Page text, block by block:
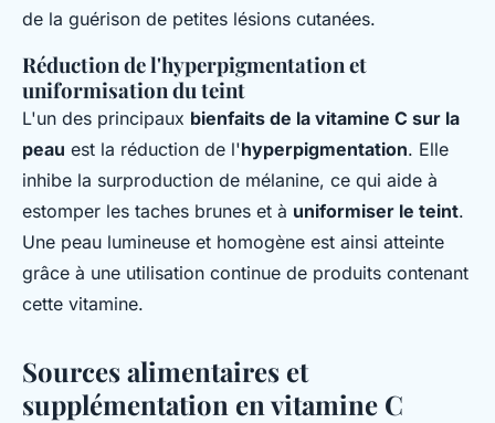
de la guérison de petites lésions cutanées.
Réduction de l'hyperpigmentation et
uniformisation du teint
L'un des principaux bienfaits de la vitamine C sur la
peau est la réduction de l'hyperpigmentation. Elle
inhibe la surproduction de mélanine, ce qui aide à
estomper les taches brunes et à uniformiser le teint.
Une peau lumineuse et homogène est ainsi atteinte
grâce à une utilisation continue de produits contenant
cette vitamine.
Sources alimentaires et
supplémentation en vitamine C